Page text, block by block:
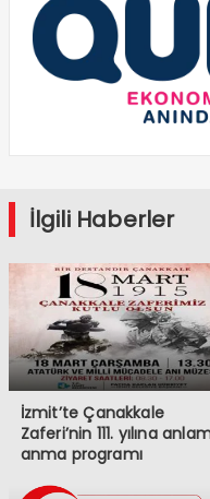
İlgili Haberler
İzmit’te Çanakkale
Zaferi’nin 111. yılına
anma programı